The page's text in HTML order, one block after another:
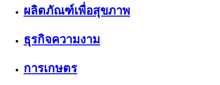
ผลิตภัณฑ์เพื่อสุขภาพ
ธุรกิจความงาม
การเกษตร